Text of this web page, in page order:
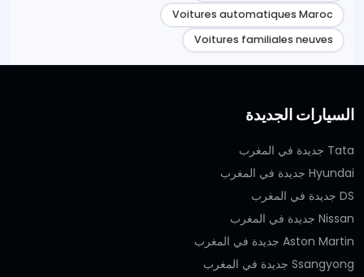
Voitures automatiques Maroc
Voitures familiales neuves
السيارات الجديدة
Tata جديدة في المغرب
Hyundai جديدة في المغرب
DS جديدة في المغرب
Nissan جديدة في المغرب
Aston Martin جديدة في المغرب
Ssangyong جديدة في المغرب